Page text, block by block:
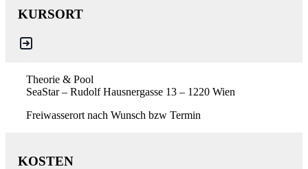
KURSORT
Theorie & Pool
SeaStar – Rudolf Hausnergasse 13 – 1220 Wien
Freiwasserort nach Wunsch bzw Termin
KOSTEN